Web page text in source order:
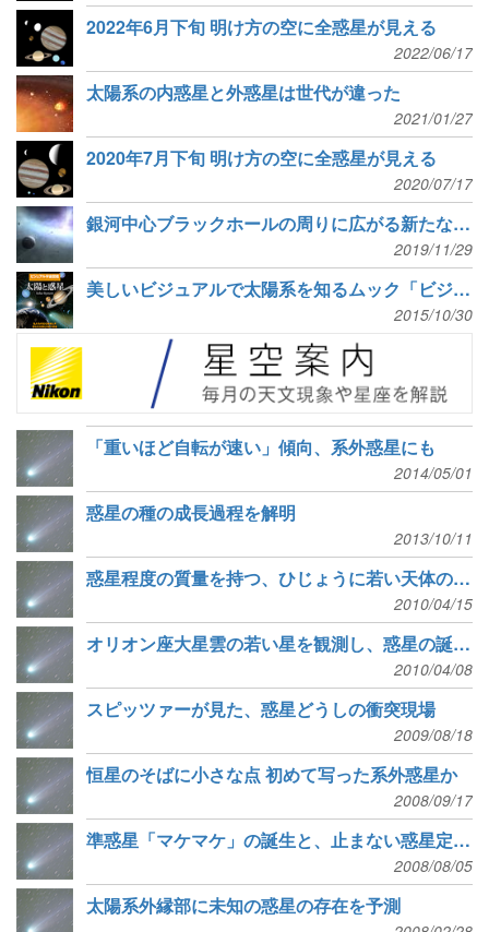
2022年6月下旬 明け方の空に全惑星が見える
2022/06/17
太陽系の内惑星と外惑星は世代が違った
2021/01/27
2020年7月下旬 明け方の空に全惑星が見える
2020/07/17
銀河中心ブラックホールの周りに広がる新たな「惑星」の世界
2019/11/29
美しいビジュアルで太陽系を知るムック「ビジュアル宇宙図鑑 太陽と惑星」発売
2015/10/30
「重いほど自転が速い」傾向、系外惑星にも
2014/05/01
惑星の種の成長過程を解明
2013/10/11
惑星程度の質量を持つ、ひじょうに若い天体の発見
2010/04/15
オリオン座大星雲の若い星を観測し、惑星の誕生と進化に迫る
2010/04/08
スピッツァーが見た、惑星どうしの衝突現場
2009/08/18
恒星のそばに小さな点 初めて写った系外惑星か
2008/09/17
準惑星「マケマケ」の誕生と、止まない惑星定義の議論
2008/08/05
太陽系外縁部に未知の惑星の存在を予測